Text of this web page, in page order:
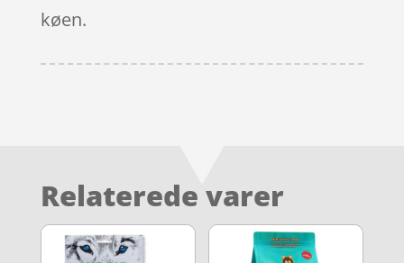
køen.
Relaterede varer